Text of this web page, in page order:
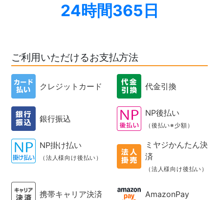
24時間365日
ご利用いただけるお支払方法
クレジットカード 代金引換
銀行振込
NP後払い
（後払い※少額）
NP掛け払い
（法人様向け後払い）
ミヤジかんたん決
済
（法人様向け後払い）
携帯キャリア決済 AmazonPay